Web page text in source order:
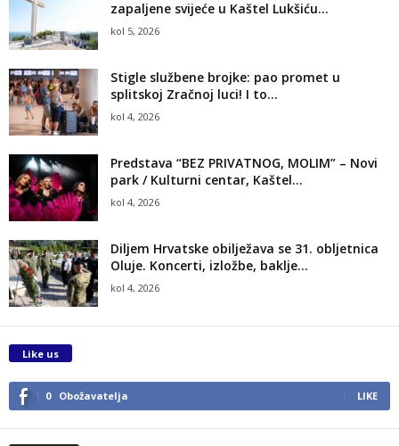
zapaljene svijeće u Kaštel Lukšiću...
kol 5, 2026
Stigle službene brojke: pao promet u
splitskoj Zračnoj luci! I to...
kol 4, 2026
Predstava “BEZ PRIVATNOG, MOLIM” – Novi
park / Kulturni centar, Kaštel...
kol 4, 2026
Diljem Hrvatske obilježava se 31. obljetnica
Oluje. Koncerti, izložbe, baklje…
kol 4, 2026
Like us
0 Obožavatelja LIKE